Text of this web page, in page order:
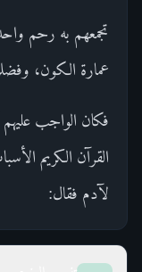
تجمعهم به رحم
عمارة الكون،
فكان الواجب عليهم
القرآن الكريم
لآدم فقال: